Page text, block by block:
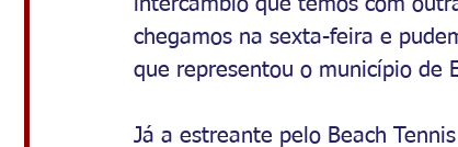
chegamos na sexta-feira e
que representou o município de
Já a estreante pelo Beach